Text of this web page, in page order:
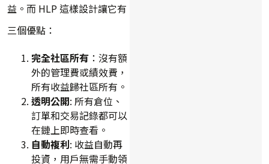
益。而 HLP 這樣設計讓它有
三個優點：
完全社區所有 ：沒有額
外的管理費或績效費，
所有收益歸社區所有。
透明公開: 所有倉位、
訂單和交易記錄都可以
在鏈上即時查看。
自動複利: 收益自動再
投資，用戶無需手動領